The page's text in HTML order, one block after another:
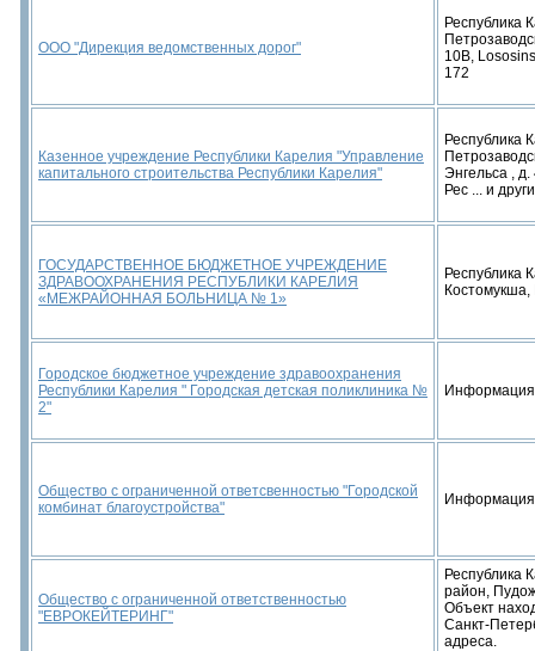
ООО "Дирекция ведомственных дорог"
Республика
10В,
172
Казенное учреждение Республики Карелия "Управление
капитального строительства Республики Карелия"
Республика
Энгельса , д.
Рес ... и
ГОСУДАРСТВЕННОЕ БЮДЖЕТНОЕ УЧРЕЖДЕНИЕ
ЗДРАВООХРАНЕНИЯ РЕСПУБЛИКИ КАРЕЛИЯ
«МЕЖРАЙОННАЯ БОЛЬНИЦА № 1»
Республика
Городское бюджетное учреждение здравоохранения
Республики Карелия " Городская детская поликлиника №
2"
Информация
Общество с ограниченной ответсвенностью "Городской
комбинат благоустройства"
Информация
Общество с ограниченной ответственностью
"ЕВРОКЕЙТЕРИНГ"
Республика
район,
Объект
Санкт-
адреса.